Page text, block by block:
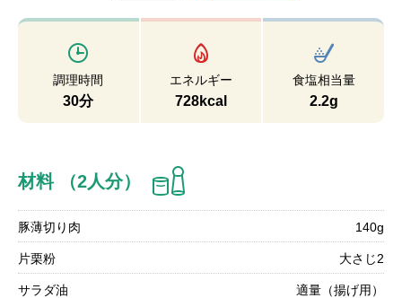
調理時間
30分
エネルギー
728kcal
食塩相当量
2.2g
材料 （2人分）
豚薄切り肉 140g
片栗粉 大さじ2
サラダ油 適量（揚げ用）